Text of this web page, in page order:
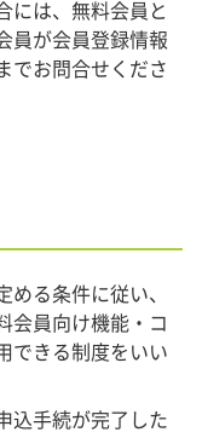
には、無料会員と
員が会員登録情報
でお問合せくださ
める条件に従い、
会員向け機能・コ
できる制度をいい
込手続が完了した